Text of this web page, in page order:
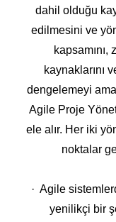
dahil olduğu
edilmesini ve
kapsamını,
kaynaklarını
dengelemeyi
Agile Proje
ele alır. Her iki
noktalar
· Agile
yenilikçi bir